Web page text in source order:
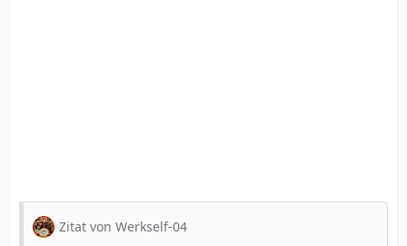
Zitat von Werkself-04